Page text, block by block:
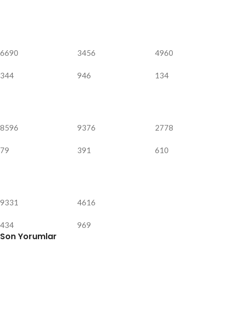
6690
344
3456
946
4960
134
8596
79
9376
391
2778
610
9331
434
4616
969
Son Yorumlar